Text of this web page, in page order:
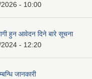
- 10:00
हुन आवेदन दिने बारे सूचना
- 12:20
जानकारी